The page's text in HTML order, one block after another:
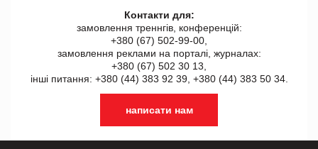
Контакти для:
замовлення треннгів, конференцій:
+380 (67) 502-99-00,
замовлення реклами на порталі, журналах:
+380 (67) 502 30 13,
інші питання: +380 (44) 383 92 39, +380 (44) 383 50 34.
написати нам